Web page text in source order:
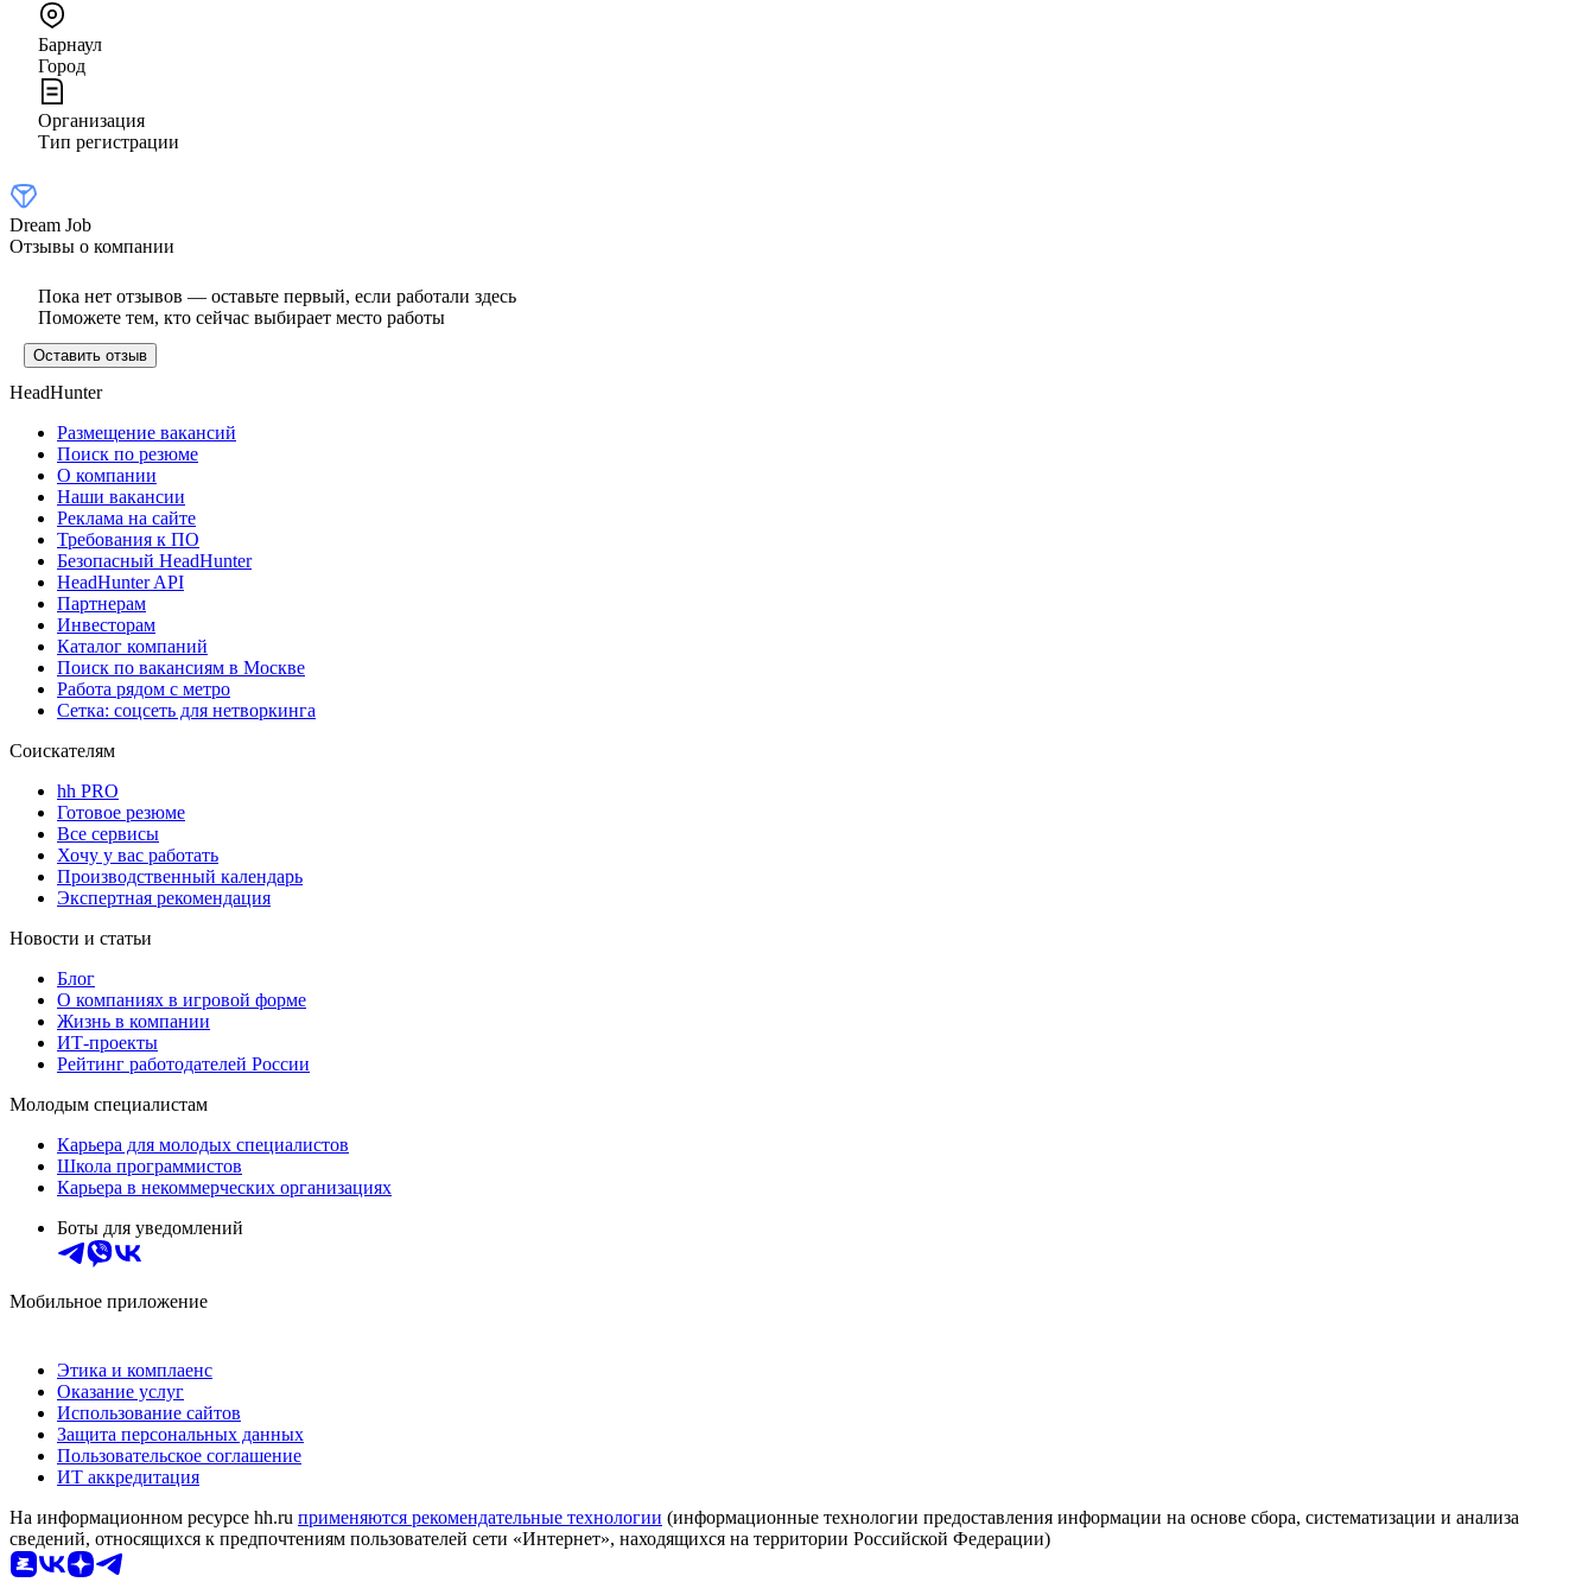
Барнаул
Город
Организация
Тип регистрации
Dream Job
Отзывы о компании
Пока нет отзывов — оставьте первый, если работали здесь
Поможете тем, кто сейчас выбирает место работы
Оставить отзыв
HeadHunter
Размещение вакансий
Поиск по резюме
О компании
Наши вакансии
Реклама на сайте
Требования к ПО
Безопасный HeadHunter
HeadHunter API
Партнерам
Инвесторам
Каталог компаний
Поиск по вакансиям в Москве
Работа рядом с метро
Сетка: соцсеть для нетворкинга
Соискателям
hh PRO
Готовое резюме
Все сервисы
Хочу у вас работать
Производственный календарь
Экспертная рекомендация
Новости и статьи
Блог
О компаниях в игровой форме
Жизнь в компании
ИТ-проекты
Рейтинг работодателей России
Молодым специалистам
Карьера для молодых специалистов
Школа программистов
Карьера в некоммерческих организациях
Боты для уведомлений
Мобильное приложение
Этика и комплаенс
Оказание услуг
Использование сайтов
Защита персональных данных
Пользовательское соглашение
ИТ аккредитация
На информационном ресурсе hh.ru применяются рекомендательные технологии (информационные технологии предоставления информации на основе сбора, систематизации и анализа
сведений, относящихся к предпочтениям пользователей сети «Интернет», находящихся на территории Российской Федерации)